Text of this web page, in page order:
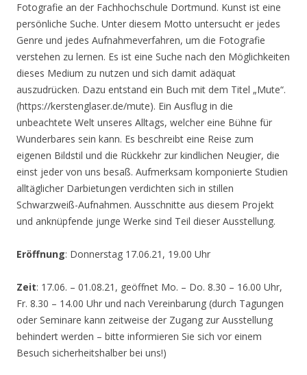
Fotografie an der Fachhochschule Dortmund. Kunst ist eine
persönliche Suche. Unter diesem Motto untersucht er jedes
Genre und jedes Aufnahmeverfahren, um die Fotografie
verstehen zu lernen. Es ist eine Suche nach den Möglichkeiten
dieses Medium zu nutzen und sich damit adäquat
auszudrücken. Dazu entstand ein Buch mit dem Titel „Mute“.
(https://kerstenglaser.de/mute). Ein Ausflug in die
unbeachtete Welt unseres Alltags, welcher eine Bühne für
Wunderbares sein kann. Es beschreibt eine Reise zum
eigenen Bildstil und die Rückkehr zur kindlichen Neugier, die
einst jeder von uns besaß. Aufmerksam komponierte Studien
alltäglicher Darbietungen verdichten sich in stillen
Schwarzweiß-Aufnahmen. Ausschnitte aus diesem Projekt
und anknüpfende junge Werke sind Teil dieser Ausstellung.
Eröffnung: Donnerstag 17.06.21, 19.00 Uhr
Zeit: 17.06. – 01.08.21, geöffnet Mo. – Do. 8.30 – 16.00 Uhr,
Fr. 8.30 – 14.00 Uhr und nach Vereinbarung (durch Tagungen
oder Seminare kann zeitweise der Zugang zur Ausstellung
behindert werden – bitte informieren Sie sich vor einem
Besuch sicherheitshalber bei uns!)